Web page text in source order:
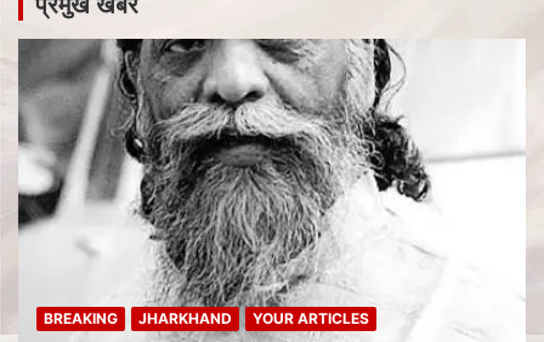
BREAKING JHARKHAND YOUR ARTICLES